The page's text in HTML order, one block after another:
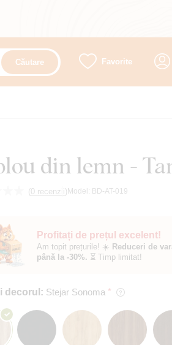
Căutare Favorite
din lemn -
(0 recenzii) Model: BD-AT-019
Profitați de prețul excelent!
Am topit prețurile! ☀️ Reduceri de
până la -30%. ⏳ Timp limitat!
decorul: Stejar Sonoma